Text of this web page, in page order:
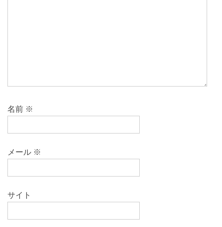
名前 ※
メール ※
サイト